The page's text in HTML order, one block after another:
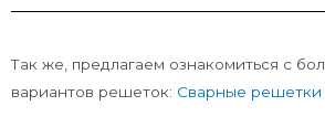
Так же, предлагаем ознакомиться с
вариантов решеток: Сварные решетки